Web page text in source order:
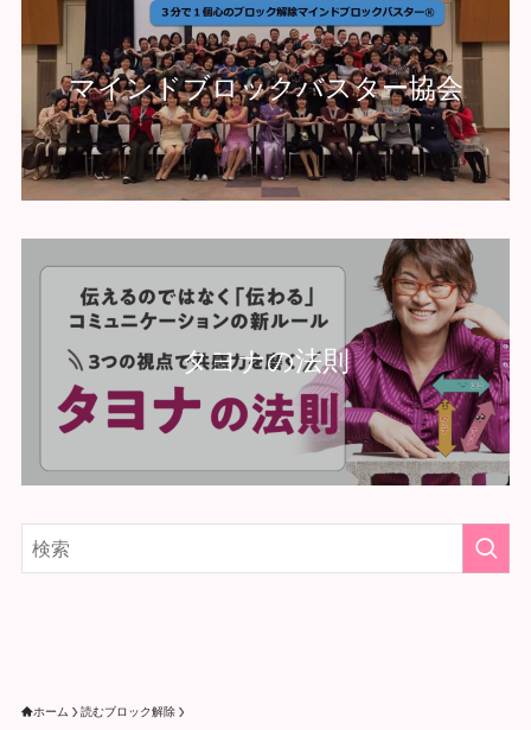
マインドブロックバスター協会
タヨナの法則
ホーム 読むブロック解除